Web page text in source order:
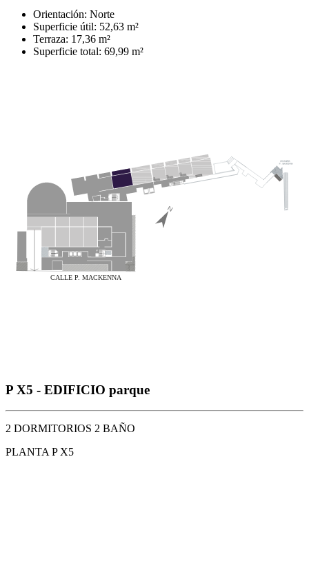
Orientación: Norte
Superficie útil: 52,63 m²
Terraza: 17,36 m²
Superficie total: 69,99 m²
P X5 - EDIFICIO parque
2 DORMITORIOS 2 BAÑO
PLANTA P X5